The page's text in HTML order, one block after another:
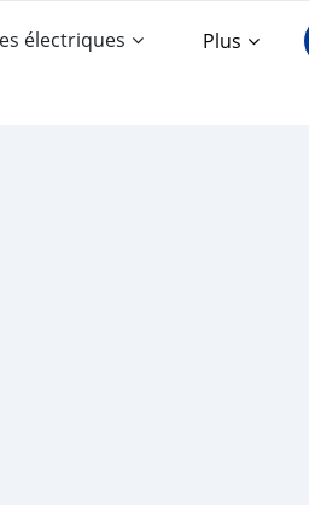
électriques Plus